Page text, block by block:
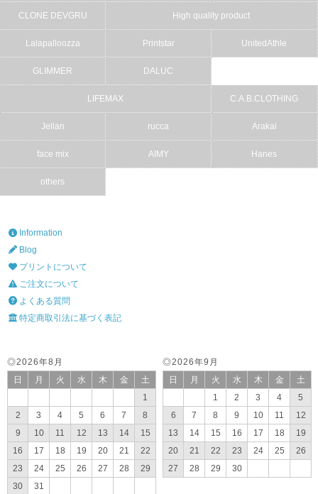
CLONE DEVGRU High quality product
Lalapalloozza Printstar UnitedAthle
GLIMMER DALUC
LIFEMAX C.A.B.CLOTHING
Jellan rucca Arakai
face mix AIMY Hanes
others
Information
Blog
プリントについて
ご注文について
よくある質問
特定商取引法に基づく表記
◎2026年9月
日
月 火 水 木 金
土
1
2 3 4
5
6
7 8 9 10 11
12
13
14 15 16 17 18
19
20
21 22 23 24 25
26
27
28 29 30
◎2026年8月
日
月 火 水 木 金
土
1
2
3 4 5 6 7
8
9
10 11 12 13 14
15
16
17 18 19 20 21
22
23
24 25 26 27 28
29
30
31